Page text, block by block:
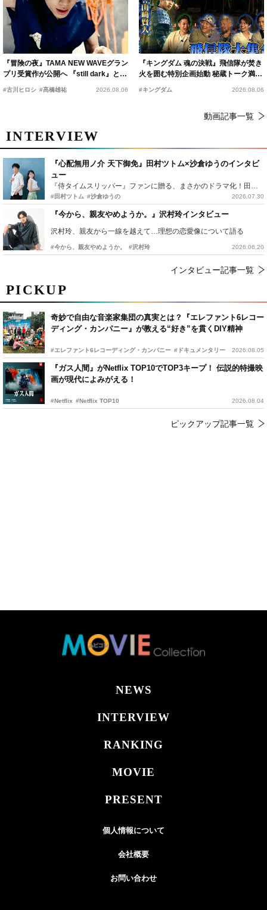
PICKUP
奇妙で自由な音楽家集団の真実とは？『エレファント6レコー
ディング・カンパニー』が教える“好き”を貫くDIY精神
#エレファント6レコーディング・カンパニー #ドキュメンタリー 2026.08.05
『ガス人間』がNetflix TOP10でTOP3キープ！ 伝説的特撮映
画が現代によみがえる！
#Netflix #Netflix TOP10 2026.08.04
ピックアップ記事一覧
『冒険の夜』TAMA NEW WAVEグラン
プリ受賞作が公開へ 『still dark』と同
時上映決定
#古川ヒロシ #髙橋雄祐 2026.08.06
『キングダム 魂の決戦』飛信隊が焚き
火を囲む特別企画始動 秘蔵トーク満載
の“キングダムキャンプ”開催
#キングダム 2026.08.06
動画記事一覧
INTERVIEW
『心配無用ノ介 天下御免』田村ツトム×沙倉ゆうのインタビ
ュー
『侍タイムスリッパー』ファンに贈る、まさかのドラマ化！田村ツトム×沙倉ゆうのが語る『心配無用ノ介』撮影秘話
#田村ツトム #沙倉ゆうの 2026.07.30
『今から、親友やめようか。』沢村玲インタビュー
沢村玲、親友から一線を越えて…理想の恋愛像について語る
#今から、親友やめようか。 #沢村玲 2026.06.20
インタビュー記事一覧
NEWS
INTERVIEW
RANKING
MOVIE
PRESENT
個人情報について
会社概要
お問い合わせ